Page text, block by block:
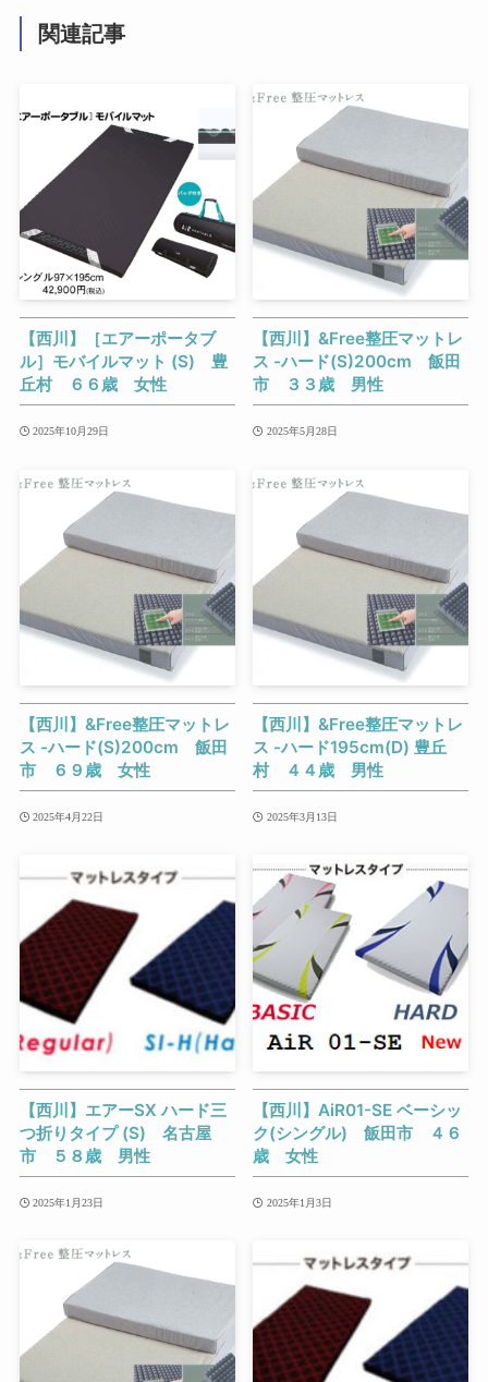
関連記事
【西川】［エアーポータブ
ル］モバイルマット (S) 豊
丘村 ６６歳 女性
2025年10月29日
【西川】&Free整圧マットレ
ス -ハード(S)200cm 飯田
市 ３３歳 男性
2025年5月28日
【西川】&Free整圧マットレ
ス -ハード(S)200cm 飯田
市 ６９歳 女性
2025年4月22日
【西川】&Free整圧マットレ
ス -ハード195cm(D) 豊丘
村 ４４歳 男性
2025年3月13日
【西川】エアーSX ハード三
つ折りタイプ (S) 名古屋
市 ５８歳 男性
2025年1月23日
【西川】AiR01-SE ベーシッ
ク(シングル) 飯田市 ４６
歳 女性
2025年1月3日